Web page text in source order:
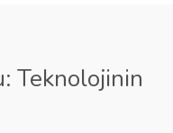
Teknolojinin